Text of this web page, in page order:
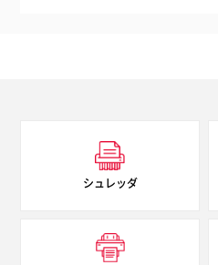
シュレッダ